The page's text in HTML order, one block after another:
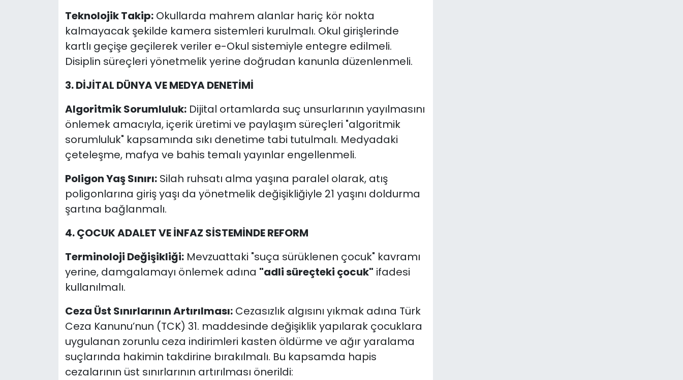
Teknolojik Takip:Okullarda mahrem alanlar hariç kör nokta
kalmayacak şekilde kamera sistemleri kurulmalı. Okul girişlerinde
kartlı geçişe geçilerek veriler e-Okul sistemiyle entegre edilmeli.
Disiplin süreçleri yönetmelik yerine doğrudan kanunla düzenlenmeli.
3. DİJİTAL DÜNYA VE MEDYA DENETİMİ
Algoritmik Sorumluluk:Dijital ortamlarda suç unsurlarının yayılmasını
önlemek amacıyla, içerik üretimi ve paylaşım süreçleri "algoritmik
sorumluluk" kapsamında sıkı denetime tabi tutulmalı. Medyadaki
çeteleşme, mafya ve bahis temalı yayınlar engellenmeli.
Poligon Yaş Sınırı:Silah ruhsatı alma yaşına paralel olarak, atış
poligonlarına giriş yaşı da yönetmelik değişikliğiyle 21 yaşını doldurma
şartına bağlanmalı.
4. ÇOCUK ADALET VE İNFAZ SİSTEMİNDE REFORM
Terminoloji Değişikliği:Mevzuattaki "suça sürüklenen çocuk" kavramı
yerine, damgalamayı önlemek adına "adli süreçteki çocuk" ifadesi
kullanılmalı.
Ceza Üst Sınırlarının Artırılması:Cezasızlık algısını yıkmak adına Türk
Ceza Kanunu’nun (TCK) 31. maddesinde değişiklik yapılarak çocuklara
uygulanan zorunlu ceza indirimleri kasten öldürme ve ağır yaralama
suçlarında hakimin takdirine bırakılmalı. Bu kapsamda hapis
cezalarının üst sınırlarının artırılması önerildi: